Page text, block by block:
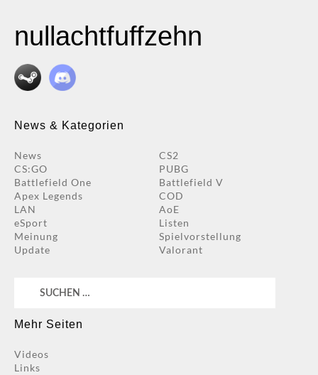
nullachtfuffzehn
News & Kategorien
News
CS2
CS:GO
PUBG
Battlefield One
Battlefield V
Apex Legends
COD
LAN
AoE
eSport
Listen
Meinung
Spielvorstellung
Update
Valorant
Suchen
Mehr Seiten
Videos
Links